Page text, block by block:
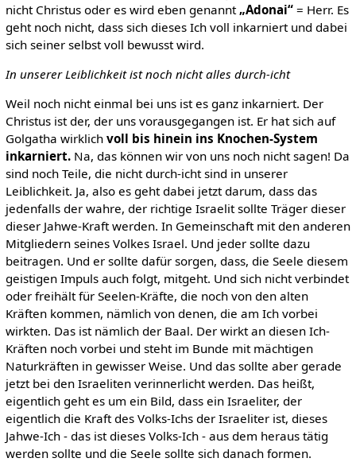
nicht Christus oder es wird eben genannt „Adonai“= Herr. Es
geht noch nicht, dass sich dieses Ich voll inkarniert und dabei
sich seiner selbst voll bewusst wird.
In unserer Leiblichkeit ist noch nicht alles durch-icht
Weil noch nicht einmal bei uns ist es ganz inkarniert. Der
Christus ist der, der uns vorausgegangen ist. Er hat sich auf
Golgatha wirklich voll bis hinein ins Knochen-System
inkarniert.Na, das können wir von uns noch nicht sagen! Da
sind noch Teile, die nicht durch-icht sind in unserer
Leiblichkeit. Ja, also es geht dabei jetzt darum, dass das
jedenfalls der wahre, der richtige Israelit sollte Träger dieser
dieser Jahwe-Kraft werden. In Gemeinschaft mit den anderen
Mitgliedern seines Volkes Israel. Und jeder sollte dazu
beitragen. Und er sollte dafür sorgen, dass, die Seele diesem
geistigen Impuls auch folgt, mitgeht. Und sich nicht verbindet
oder freihält für Seelen-Kräfte, die noch von den alten
Kräften kommen, nämlich von denen, die am Ich vorbei
wirkten. Das ist nämlich der Baal. Der wirkt an diesen Ich-
Kräften noch vorbei und steht im Bunde mit mächtigen
Naturkräften in gewisser Weise. Und das sollte aber gerade
jetzt bei den Israeliten verinnerlicht werden. Das heißt,
eigentlich geht es um ein Bild, dass ein Israeliter, der
eigentlich die Kraft des Volks-Ichs der Israeliter ist, dieses
Jahwe-Ich - das ist dieses Volks-Ich - aus dem heraus tätig
werden sollte und die Seele sollte sich danach formen.